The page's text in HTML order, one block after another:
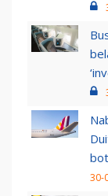
bot
30-